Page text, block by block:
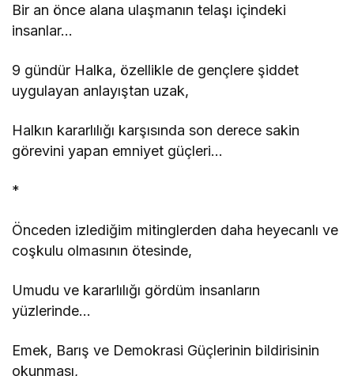
Bir an önce alana ulaşmanın telaşı içindeki
insanlar…
9 gündür Halka, özellikle de gençlere şiddet
uygulayan anlayıştan uzak,
Halkın kararlılığı karşısında son derece sakin
görevini yapan emniyet güçleri…
*
Önceden izlediğim mitinglerden daha heyecanlı ve
coşkulu olmasının ötesinde,
Umudu ve kararlılığı gördüm insanların
yüzlerinde…
Emek, Barış ve Demokrasi Güçlerinin bildirisinin
okunması,